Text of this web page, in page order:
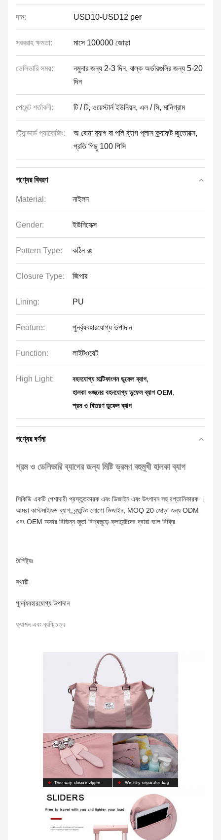
দাম: USD10-USD12 per
সরবরাহ ক্ষমতা: মাসে 100000 জোড়া
ডেলিভারি সময়:
নমুনার জন্য 2-3 দিন, বাল্ক অর্ডারগুলির জন্য 5-20
দিন
পেমেন্ট শর্তাবলী: টি / টি, ওয়েস্টার্ন ইউনিয়ন, এল / সি, মানিগ্রাম
স্ট্যান্ডার্ড প্যাকেজিং:
অ বোনা ব্যাগ বা পলি ব্যাগ প্লাস ক্র্যাফট জুতোবক্স,
প্রতি পিছু 100 পিসি
পণ্যের বিবরণ
Material: নাইলন
Gender: ইউনিসেক্স
Pattern Type: কঠিন রং
Closure Type: জিপার
Lining: PU
Feature: পুনর্ব্যবহারযোগ্য উপাদান
Function: লাইটওয়েট
High Light: বহনযোগ্য মাল্টিফাংশন ডুফেল ব্যাগ,
হালকা ওজনের বহনযোগ্য ডুফেল ব্যাগ OEM,
শ্রম ও বিতরণ ডুফেল ব্যাগ
পণ্যের বর্ণনা
শ্রম ও ডেলিভারি ব্যাগের জন্য মিষ্টি ভ্রমণ বহুমুখী হালকা ব্যাগ
সিকিডি একটি পেশাদারী প্রস্তুতকারক এবং ডিজাইন এবং উৎপাদন সহ রপ্তানিকারক ।
আমরা কাস্টমাইজড ব্যাগ, ব্র্যান্ডিং লোগো ডিজাইন, MOQ 20 জোড়া জন্য ODM
এবং OEM অফার বিভিন্ন জুতা বিশ্বজুড়ে ক্লায়েন্টদের দ্বারা ভাল বিক্রি
বৈশিষ্ট্যঃ
স্থায়ী
পুনর্ব্যবহারযোগ্য উপাদান
ফ্যাশন এবং ব্যক্তিত্ব